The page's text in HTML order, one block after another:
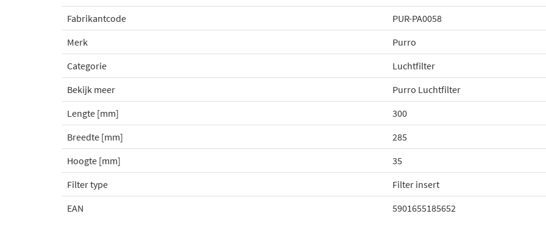
Fabrikantcode
PUR-PA0058
Merk
Purro
Categorie
Luchtfilter
Bekijk meer
Purro Luchtfilter
Lengte [mm]
300
Breedte [mm]
285
Hoogte [mm]
35
Filter type
Filter insert
EAN
5901655185652